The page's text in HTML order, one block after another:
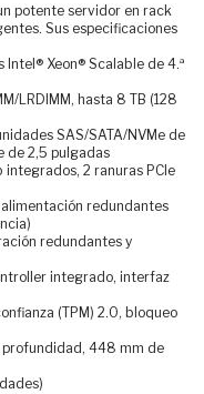
potente servidor en rack
Sus especificaciones
Xeon® Scalable de 4.ª
LRDIMM, hasta 8 TB (128
SAS/SATA/NVMe de
de 2,5 pulgadas
integrados, 2 ranuras PCIe
redundantes
redundantes y
integrado, interfaz
(TPM) 2.0, bloqueo
profundidad, 448 mm de